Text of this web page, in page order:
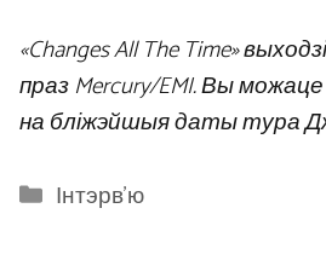
«Changes All The Time»
праз Mercury/EMI. Вы
на бліжэйшыя даты тура
Categories
Інтэрв'ю